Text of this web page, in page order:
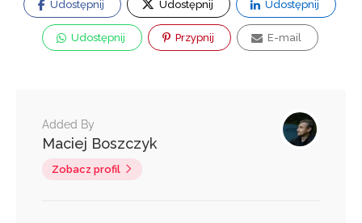
Udostępnij Udostępnij Udostępnij
Udostępnij Przypnij E-mail
Added By
Maciej Boszczyk
Zobacz profil